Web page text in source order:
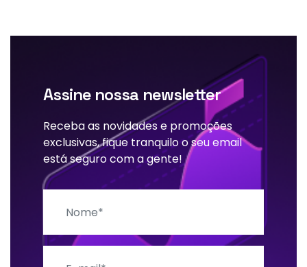
Assine nossa newsletter
Receba as novidades e promoções
exclusivas, fique tranquilo o seu email
está seguro com a gente!